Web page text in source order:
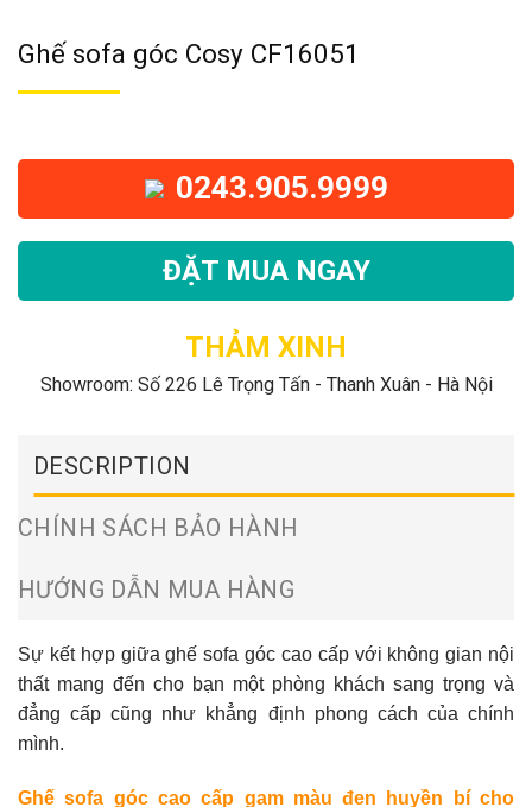
Ghế sofa góc Cosy CF16051
0243.905.9999
ĐẶT MUA NGAY
THẢM XINH
Showroom: Số 226 Lê Trọng Tấn - Thanh Xuân - Hà Nội
DESCRIPTION
CHÍNH SÁCH BẢO HÀNH
HƯỚNG DẪN MUA HÀNG
Sự kết hợp giữa ghếsofa góc cao cấpvới không gian nội
thất mang đến cho bạn một phòng khách sang trọng và
đẳng cấp cũng như khẳng định phong cách của chính
mình.
Ghế sofa góc cao cấp gam màu đen huyền bí cho